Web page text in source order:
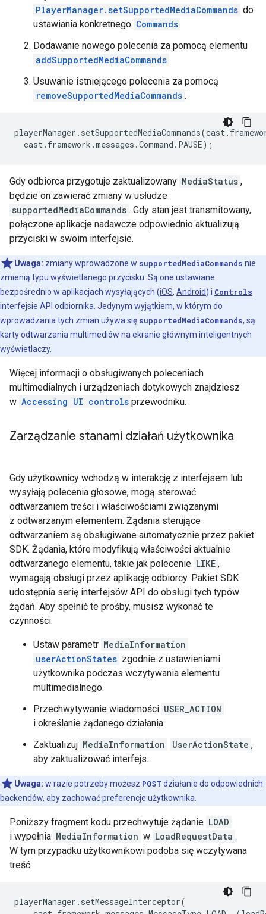
PlayerManager.setSupportedMediaCommands do
ustawiania konkretnego Commands
Dodawanie nowego polecenia za pomocą elementu
addSupportedMediaCommands
Usuwanie istniejącego polecenia za pomocą
removeSupportedMediaCommands .
playerManager . setSupportedMediaCommands(cast.
cast. framework .messages .Command . PAUSE);
Gdy odbiorca przygotuje zaktualizowany MediaStatus ,
będzie on zawierać zmiany w usłudze
supportedMediaCommands . Gdy stan jest transmitowany,
połączone aplikacje nadawcze odpowiednio aktualizują
przyciski w swoim interfejsie.
Uwaga: zmiany wprowadzone w supportedMediaCommands nie
zmienią typu wyświetlanego przycisku. Są one ustawiane
bezpośrednio w aplikacjach wysyłających (iOS, Android) i Controls
interfejsie API odbiornika. Jedynym wyjątkiem, w którym do
wprowadzania tych zmian używa się supportedMediaCommands, są
karty odtwarzania multimediów na ekranie głównym inteligentnych
wyświetlaczy.
Więcej informacji o obsługiwanych poleceniach
multimedialnych i urządzeniach dotykowych znajdziesz
w Accessing UI controls przewodniku.
Zarządzanie stanami działań użytkownika
Gdy użytkownicy wchodzą w interakcję z interfejsem lub
wysyłają polecenia głosowe, mogą sterować
odtwarzaniem treści i właściwościami związanymi
z odtwarzanym elementem. Żądania sterujące
odtwarzaniem są obsługiwane automatycznie przez pakiet
SDK. Żądania, które modyfikują właściwości aktualnie
odtwarzanego elementu, takie jak polecenie LIKE ,
wymagają obsługi przez aplikację odbiorcy. Pakiet SDK
udostępnia serię interfejsów API do obsługi tych typów
żądań. Aby spełnić te prośby, musisz wykonać te
czynności:
Ustaw parametr MediaInformation
userActionStates zgodnie z ustawieniami
użytkownika podczas wczytywania elementu
multimedialnego.
Przechwytywanie wiadomości USER_ACTION
i określanie żądanego działania.
Zaktualizuj MediaInformation UserActionState ,
aby zaktualizować interfejs.
Uwaga: w razie potrzeby możesz POST działanie do odpowiednich
backendów, aby zachować preferencje użytkownika.
Poniższy fragment kodu przechwytuje żądanie LOAD
i wypełnia MediaInformation w LoadRequestData .
W tym przypadku użytkownikowi podoba się wczytywana
treść.
playerManager . setMessageInterceptor(